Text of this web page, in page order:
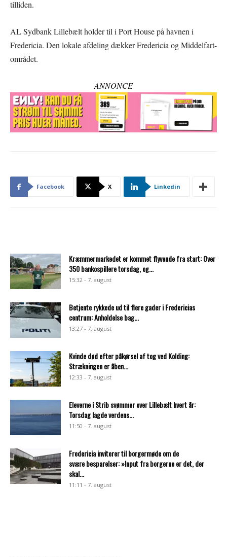
tilliden.
AL Sydbank Lillebælt holder til i Port House på havnen i
Fredericia. Den lokale afdeling dækker Fredericia og Middelfart-
området.
ANNONCE
Facebook X Linkedin
Kræmmermarkedet er kommet flyvende fra start: Over
350 bankospillere torsdag, og...
15:32 - 7. august
Betjente rykkede ud til flere gader i Fredericias
centrum: Anholdelse bag...
13:27 - 7. august
Kvinde død efter påkørsel af tog ved Kolding:
Strækningen er åben...
12:33 - 7. august
Eleverne i Strib svømmer over Lillebælt hvert år:
Torsdag lagde verdens...
11:50 - 7. august
Fredericia inviterer til borgermøde om de
svære besparelser: »Input fra borgerne er det, der
skal...
11:11 - 7. august